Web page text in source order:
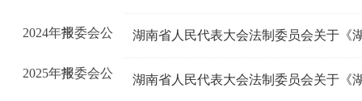
报
2024年常委会公
报
2025年常委会公